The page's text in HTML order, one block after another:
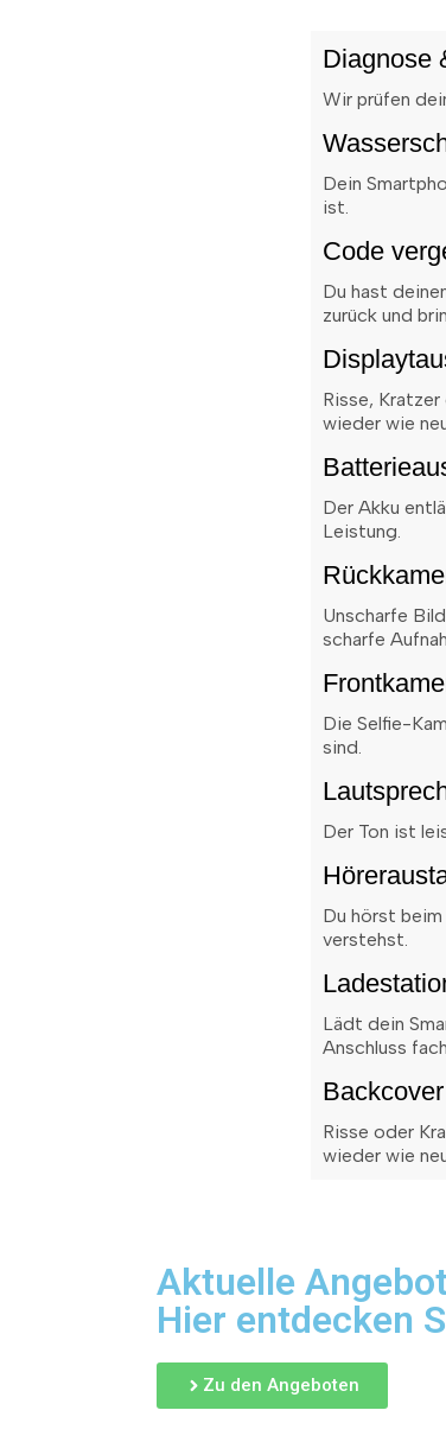
Diagnose
Wir prüfen
Dein
ist.
Code
Du hast
zurück und
Risse,
wieder wie
Der Akku
Leistung.
Unscharfe
scharfe
Die Selfie-
sind.
Der Ton ist
Du hörst
verstehst.
Lädt dein
Anschluss
Risse oder
wieder wie
Aktuelle
Hier entdecken
Zu den Angeboten